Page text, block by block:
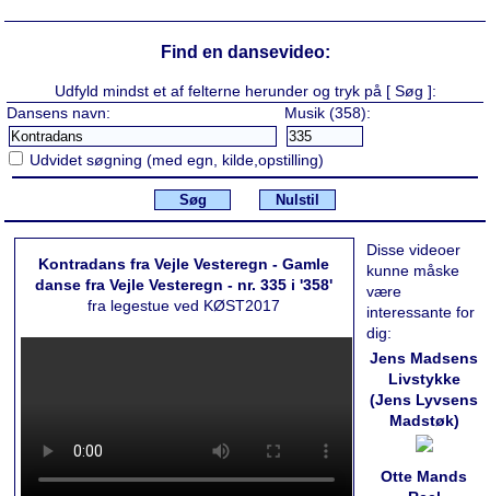
Find en dansevideo:
Udfyld mindst et af felterne herunder og tryk på [ Søg ]:
Dansens navn:
Musik (358):
Udvidet søgning (med egn, kilde,opstilling)
Søg Nulstil
Disse videoer
kunne måske
være
interessante for
dig:
Jens Madsens
Livstykke
(Jens Lyvsens
Madstøk)
Otte Mands
Kontradans fra Vejle Vesteregn - Gamle
danse fra Vejle Vesteregn - nr. 335 i '358'
fra legestue ved KØST2017